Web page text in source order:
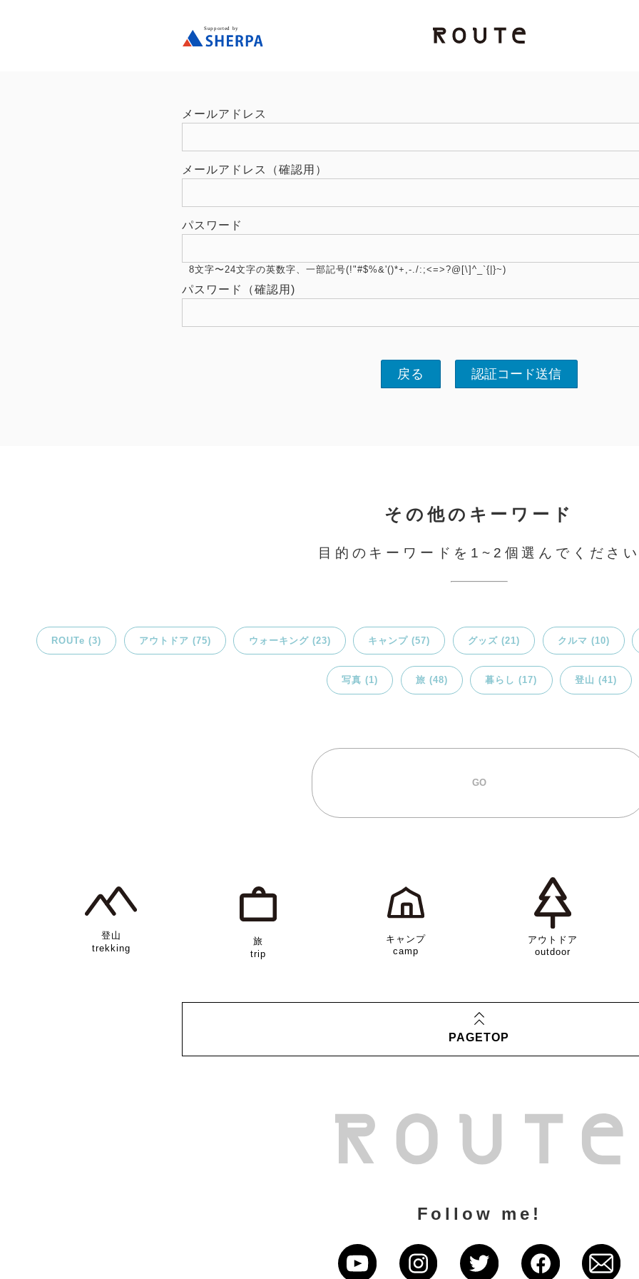
メールアドレス
メールアドレス（確認用）
パスワード
8文字〜24文字の英数字、一部記号(!"#$%&'()*+,-./:;<=>?@[\]^_`{|}~)
パスワード（確認用)
戻る 認証コード送信
その他のキーワード
目的のキーワードを1~2個選んでくださ
ROUTe (3) アウトドア (75) ウォーキング (23) キャンプ (57) グッズ (21) クルマ (10)
写真 (1) 旅 (48) 暮らし (17) 登山 (41)
登山
trekking
旅
trip
キャンプ
camp
アウトドア
outdoor
PAGETOP
Follow me!